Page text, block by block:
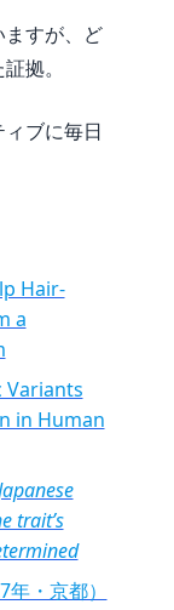
すが、ど
拠。
ブに毎日
Hair-
a
Variants
in Human
trait’s
・京都）